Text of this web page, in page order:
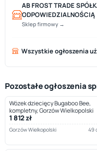
AB FROST TRADE
ODPOWIEDZIALNOŚCIĄ
Sklep firmowy →
Wszystkie ogłoszenia
Pozostałe ogłoszenia
Wózek dziecięcy Bugaboo Bee,
kompletny, Gorzów Wielkopolski
1 812 zł
Gorzów Wielkopolski 49